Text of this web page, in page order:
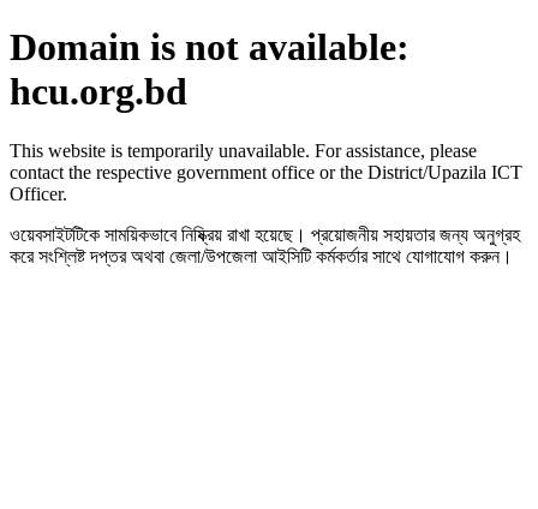
Domain is not available:
hcu.org.bd
This website is temporarily unavailable. For assistance, please
contact the respective government office or the District/Upazila ICT
Officer.
ওয়েবসাইটটিকে সাময়িকভাবে নিষ্ক্রিয় রাখা হয়েছে। প্রয়োজনীয় সহায়তার জন্য অনুগ্রহ
করে সংশ্লিষ্ট দপ্তর অথবা জেলা/উপজেলা আইসিটি কর্মকর্তার সাথে যোগাযোগ করুন।